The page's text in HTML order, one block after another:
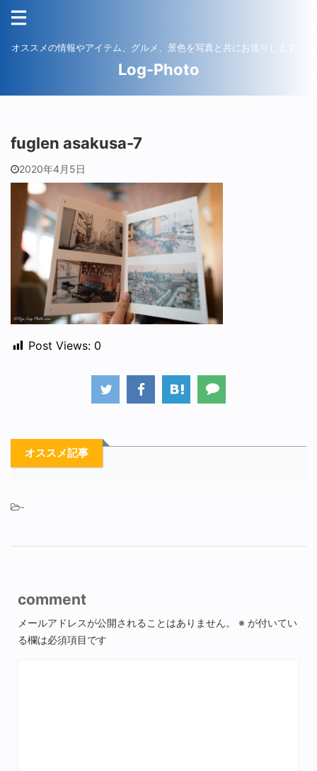
オススメの情報やアイテム、グルメ、景色を写真と共にお送りします。
Log-Photo
fuglen asakusa-7
2020年4月5日
Post Views: 0
オススメ記事
-
comment
メールアドレスが公開されることはありません。 ※ が付いてい
る欄は必須項目です